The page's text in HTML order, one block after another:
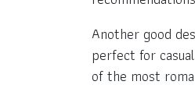
Another good
perfect for
of the most